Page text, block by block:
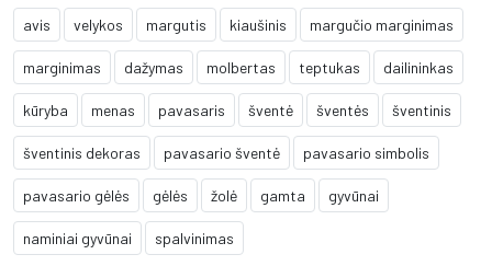
avis velykos margutis kiaušinis margučio marginimas
marginimas dažymas molbertas teptukas dailininkas
kūryba menas pavasaris šventė šventės šventinis
šventinis dekoras pavasario šventė pavasario simbolis
pavasario gėlės gėlės žolė gamta gyvūnai
naminiai gyvūnai spalvinimas